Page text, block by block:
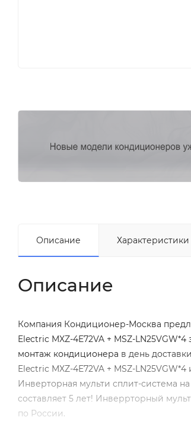
Описание Характеристики
Описание
Компания Кондиционер-Москва
Electric MXZ-4E72VA + MSZ-
монтаж кондиционера в день
Electric MXZ-4E72VA + MSZ-
Инверторная мульти сплит-система
составляет 5 лет! Инверрторный
по России.